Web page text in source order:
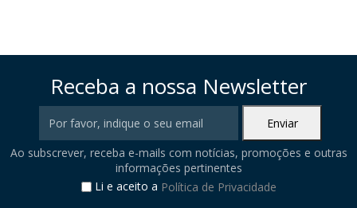
Receba a nossa Newsletter
Ao subscrever, receba e-mails com notícias, promoções e outras
informações pertinentes
Li e aceito a Política de Privacidade